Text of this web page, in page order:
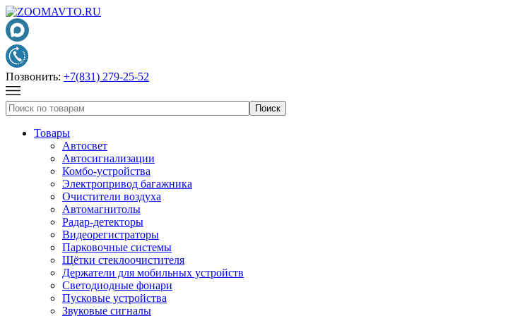
Позвонить: +7(831) 279-25-52
Товары
Автосвет
Автосигнализации
Комбо-устройства
Электропривод багажника
Очистители воздуха
Автомагнитолы
Радар-детекторы
Видеорегистраторы
Парковочные системы
Щётки стеклоочистителя
Держатели для мобильных устройств
Светодиодные фонари
Пусковые устройства
Звуковые сигналы